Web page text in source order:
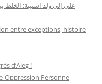
على إلي ولد اسنيبة: الخلط
entre exceptions, histoire
d’Aleg !
Oppression Personne